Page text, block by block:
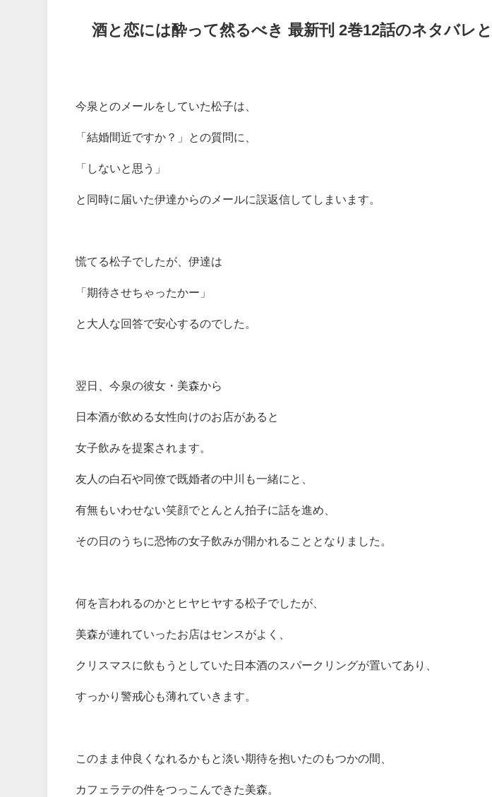
酒と恋には酔って然るべき 最新刊 2巻12話のネタバレ
今泉とのメールをしていた松子は、
「結婚間近ですか？」との質問に、
「しないと思う」
と同時に届いた伊達からのメールに誤返信してしまいます。
慌てる松子でしたが、伊達は
「期待させちゃったかー」
と大人な回答で安心するのでした。
翌日、今泉の彼女・美森から
日本酒が飲める女性向けのお店があると
女子飲みを提案されます。
友人の白石や同僚で既婚者の中川も一緒にと、
有無もいわせない笑顔でとんとん拍子に話を進め、
その日のうちに恐怖の女子飲みが開かれることとなりました。
何を言われるのかとヒヤヒヤする松子でしたが、
美森が連れていったお店はセンスがよく、
クリスマスに飲もうとしていた日本酒のスパークリングが置いてあり、
すっかり警戒心も薄れていきます。
このまま仲良くなれるかもと淡い期待を抱いたのもつかの間、
カフェラテの件をつっこんできた美森。